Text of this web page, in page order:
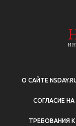
О САЙТЕ
СОГЛАСИЕ
ТРЕБОВАНИЯ К